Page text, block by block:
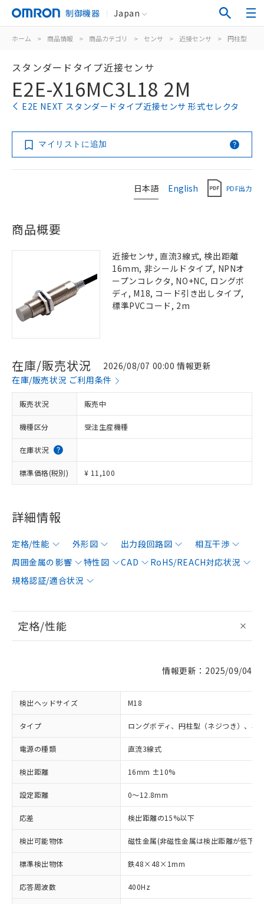
制御機器 Japan
ホーム > 商品情報 > 商品カテゴリ > センサ > 近接センサ > 円柱型
スタンダードタイプ近接センサ
E2E-X16MC3L18 2M
E2E NEXT スタンダードタイプ近接センサ 形式セレクタ
マイリストに追加
日本語 English PDF出力
商品概要
近接センサ, 直流3線式, 検出距離
16mm, 非シールドタイプ, NPNオ
ープンコレクタ, NO+NC, ロングボ
ディ, M18, コード引き出しタイプ,
標準PVCコード, 2m
在庫/販売状況
2026/08/07 00:00 情報更新
在庫/販売状況 ご利用条件
販売状況 販売中
機種区分 受注生産機種
在庫状況
標準価格(税別) ¥ 11,100
詳細情報
定格/性能 外形図 出力段回路図
相互干渉
周囲金属の影響
特性図 CAD
RoHS/REACH対応状況
規格認証/適合状況
定格/性能
情報更新：2025/09/04
検出ヘッドサイズ M18
タイプ ロングボディ、円柱型（ネジつき）、非
電源の種類 直流3線式
検出距離 16mm ±10%
設定距離 0～12.8mm
応差 検出距離の15%以下
検出可能物体 磁性金属(非磁性金属は検出距離が低下し
標準検出物体 鉄48×48×1mm
応答周波数 400Hz